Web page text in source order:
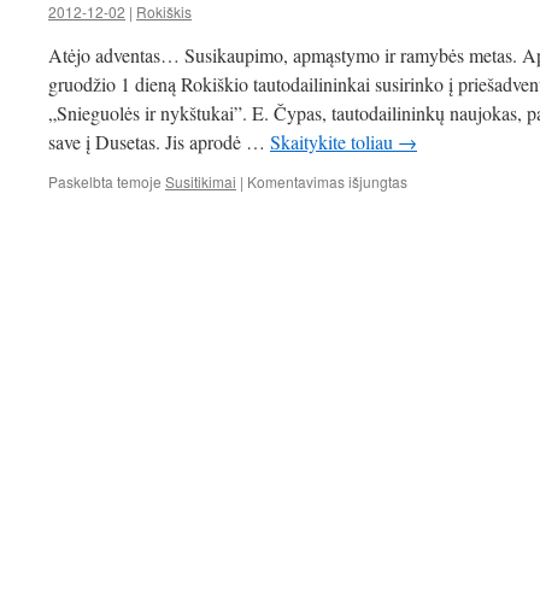
2012-12-02 | Rokiškis
Atėjo adventas… Susikaupimo, apmąstymo ir ramybės metas.
gruodžio 1 dieną Rokiškio tautodailininkai susirinko į
„Snieguolės ir nykštukai”. E. Čypas, tautodailininkų naujokas,
save į Dusetas. Jis aprodė … Skaitykite toliau →
Paskelbta temoje Susitikimai | Komentavimas išjungtasįraše